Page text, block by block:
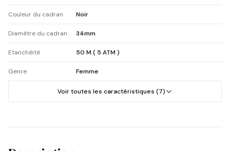
Couleur du cadran Noir
Diamètre du cadran 34mm
Etanchéité 50 M ( 5 ATM )
Genre Femme
Voir toutes les caractéristiques (7)